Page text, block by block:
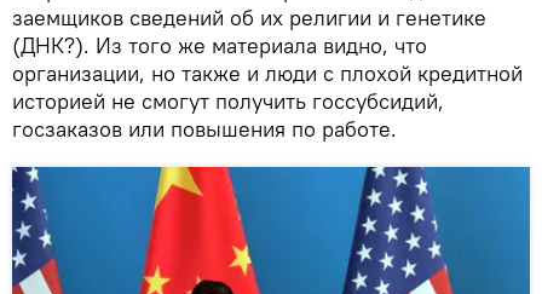
заемщиков сведений об их религии и генетике
(ДНК?). Из того же материала видно, что
организации, но также и люди с плохой кредитной
историей не смогут получить госсубсидий,
госзаказов или повышения по работе.